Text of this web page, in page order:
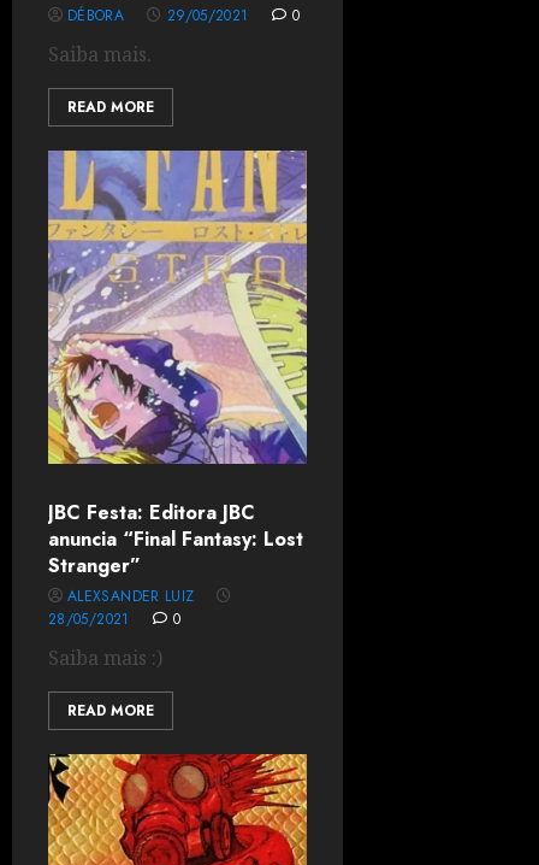
DÉBORA 29/05/2021 0
Saiba mais.
READ MORE
JBC Festa: Editora JBC
anuncia “Final Fantasy: Lost
Stranger”
ALEXSANDER LUIZ
28/05/2021
0
Saiba mais :)
READ MORE